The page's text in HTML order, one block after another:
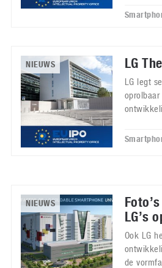
NIEUWS LG
LG legt
NIEUWS
LG’s
Ook LG
de